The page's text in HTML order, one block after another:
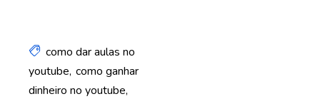
como dar aulas no
youtube como ganhar
dinheiro no youtube